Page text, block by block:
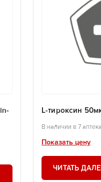
L-тироксин
В наличии в 7
Показать цену
ЧИТАТЬ